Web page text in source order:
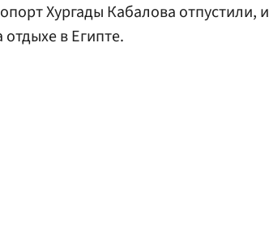
Хургады Кабалова отпустили, и
в Египте.